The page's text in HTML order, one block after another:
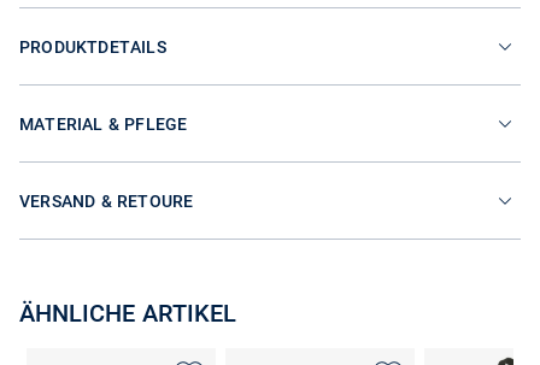
PRODUKTDETAILS
MATERIAL & PFLEGE
VERSAND & RETOURE
ÄHNLICHE ARTIKEL